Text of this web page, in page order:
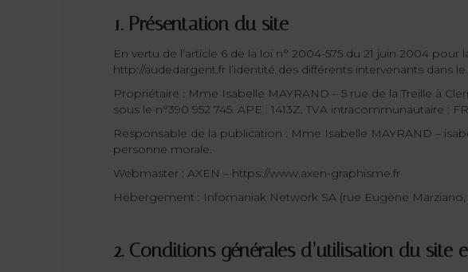
1. Présentation du site
En vertu de l’article 6 de la loi n° 2004-575 du 21 juin 2004
http://audedargent.fr l’identité des différents intervenants dans
Propriétaire : Mme Isabelle MAYRAND – 5 rue de la Treille à
sous le n°390 952 745. APE : 1413Z. TVA intracommunautaire :
Responsable de la publication : Mme Isabelle MAYRAND –
personne morale.
Webmaster : AXEN – https://www.axen-graphisme.fr
Hébergement : Infomaniak Network SA (rue Eugène Marziano,
2. Conditions générales d’utilisation du site